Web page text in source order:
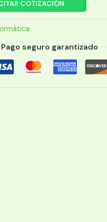
COTIZACIÓN
Pago seguro garantizado